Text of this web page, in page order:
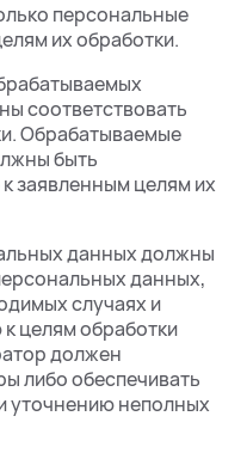
персональные
их обработки.
соответствовать
Обрабатываемые
быть
заявленным целям их
данных должны
данных,
случаях и
целям обработки
должен
либо обеспечивать
уточнению неполных